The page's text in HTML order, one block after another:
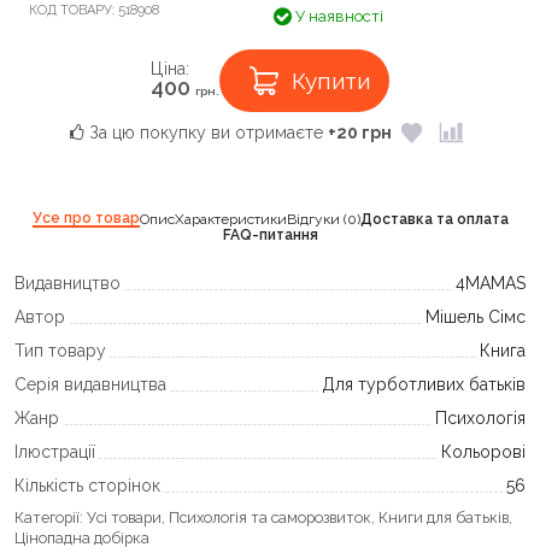
КОД ТОВАРУ: 518908 У наявності
Ціна:
400 грн. Купити
За цю покупку ви отримаєте +20 грн
Усе про товарОписХарактеристикиВідгуки (0)Доставка та оплата
FAQ-питання
Видавництво
4MAMAS
Автор
Мішель Сімс
Тип товару
Книга
Серія видавництва
Для турботливих батьків
Жанр
Психологія
Ілюстрації
Кольорові
Кількість сторінок
56
Категорії: Усі товари, Психологія та саморозвиток, Книги для батьків,
Цінопадна добірка